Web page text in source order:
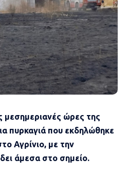
μεσημεριανές ώρες της
πυρκαγιά που εκδηλώθηκε
Αγρίνιο, με την
άμεσα στο σημείο.